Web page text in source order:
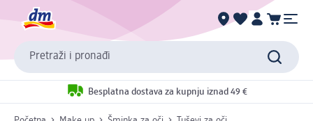
Pretraži i pronađi
Besplatna dostava za kupnju iznad 49 €